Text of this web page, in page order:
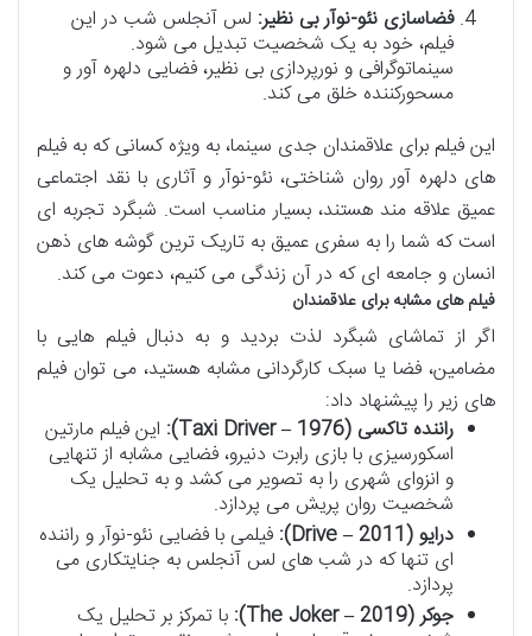
فضاسازی نئو-نوآر بی نظیر: لس آنجلس شب در این
فیلم، خود به یک شخصیت تبدیل می شود.
سینماتوگرافی و نورپردازی بی نظیر، فضایی دلهره آور و
مسحورکننده خلق می کند.
این فیلم برای علاقمندان جدی سینما، به ویژه کسانی که به فیلم
های دلهره آور روان شناختی، نئو-نوآر و آثاری با نقد اجتماعی
عمیق علاقه مند هستند، بسیار مناسب است. شبگرد تجربه ای
است که شما را به سفری عمیق به تاریک ترین گوشه های ذهن
انسان و جامعه ای که در آن زندگی می کنیم، دعوت می کند.
فیلم های مشابه برای علاقمندان
اگر از تماشای شبگرد لذت بردید و به دنبال فیلم هایی با
مضامین، فضا یا سبک کارگردانی مشابه هستید، می توان فیلم
های زیر را پیشنهاد داد:
راننده تاکسی (Taxi Driver – 1976):
این فیلم مارتین
اسکورسیزی با بازی رابرت دنیرو، فضایی مشابه از تنهایی
و انزوای شهری را به تصویر می کشد و به تحلیل یک
شخصیت روان پریش می پردازد.
درایو (Drive – 2011):
فیلمی با فضایی نئو-نوآر و راننده
ای تنها که در شب های لس آنجلس به جنایتکاری می
پردازد.
جوکر (The Joker – 2019):
با تمرکز بر تحلیل یک